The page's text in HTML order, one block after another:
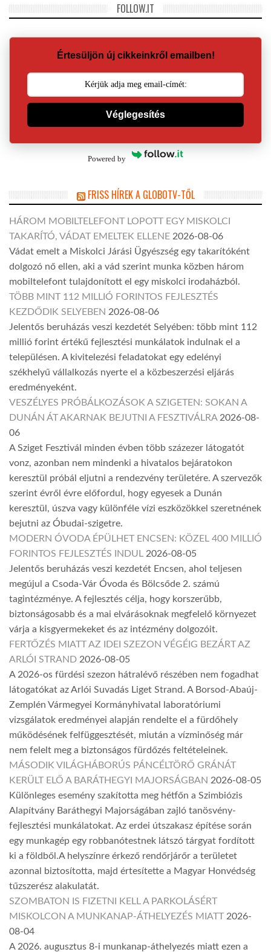
FOLLOW.IT
Értesüljön új cikkeinkről emailben!
Véglegesítés
Powered by
FRISS HÍREK A GLOBOTV-TŐL
HÁROM MOBILTELEFONT LOPOTT EGY MISKOLCI
TAKARÍTÓ, VÁDAT EMELTEK ELLENE 2026-08-06
Vádat emelt a Miskolci Járási Ügyészség egy takarítóként
dolgozó nő ellen, aki a vád szerint munka közben három
mobiltelefont tulajdonított el egy miskolci irodaházból.
TÖBB MINT 112 MILLIÓ FORINTOS FEJLESZTÉS
KEZDŐDIK SELYEBEN 2026-08-06
Jelentős beruházás veszi kezdetét Selyében: több mint 112
millió forint értékű fejlesztési munkálatok indulnak el a
településen. A kivitelezési feladatokat egy edelényi
székhelyű vállalkozás nyerte el a közbeszerzési eljárás
eredményeként.
VESZÉLYES PRÓBÁLKOZÁSOK A SZIGETEN: SOKAN A
DUNÁN ÁT AKARNAK BEJUTNI A FESZTIVÁLRA 2026-08-
06
A Sziget Fesztivál minden évben több százezer látogatót
vonz, azonban nem mindenki a hivatalos bejáratokon
keresztül próbál eljutni a rendezvény területére. A szervezők
szerint évről évre előfordul, hogy egyesek a Dunán
keresztül, úszva vagy különféle vízi eszközökkel szeretnének
bejutni az Óbudai-szigetre.
MODERN ÓVODA ÉPÜLHET ENCSEN: KÖZEL 400 MILLIÓ
FORINTOS FEJLESZTÉS INDUL 2026-08-05
Jelentős beruházás veszi kezdetét Encsen, ahol teljesen
megújul a Csoda-Vár Óvoda és Bölcsőde 2. számú
tagintézménye. A fejlesztés célja, hogy korszerűbb,
biztonságosabb és a mai elvárásoknak megfelelő környezet
várja a kisgyermekeket és az intézmény dolgozóit.
FERTŐZÉS MIATT AZ IDEI SZEZON VÉGÉIG BEZÁRT AZ
ARLÓI STRAND 2026-08-05
A 2026-os fürdési szezon hátralévő részében nem fogadhat
látogatókat az Arlói Suvadás Liget Strand. A Borsod-Abaúj-
Zemplén Vármegyei Kormányhivatal laboratóriumi
vizsgálatok eredményei alapján rendelte el a fürdőhely
működésének felfüggesztését, miután a vízminőség már
nem felelt meg a biztonságos fürdőzés feltételeinek.
MÁSODIK VILÁGHÁBORÚS PÁNCÉLTÖRŐ GRÁNÁT
KERÜLT ELŐ A BARÁTHEGYI MAJORSÁGBAN 2026-08-05
Különleges esemény szakította meg hétfőn a Szimbiózis
Alapítvány Baráthegyi Majorságában zajló tanösvény-
fejlesztési munkálatokat. Az erdei útszakasz építése során
egy munkagép egy robbanótestnek látszó tárgyat fordított
ki a földből.A helyszínre érkező rendőrjárőr a területet
azonnal biztosította, majd értesítette a Magyar Honvédség
tűzszerész alakulatát.
SZOMBATON IS FIZETNI KELL A PARKOLÁSÉRT
MISKOLCON A MUNKANAP-ÁTHELYEZÉS MIATT 2026-
08-04
A 2026. augusztus 8-i munkanap-áthelyezés miatt ezen a